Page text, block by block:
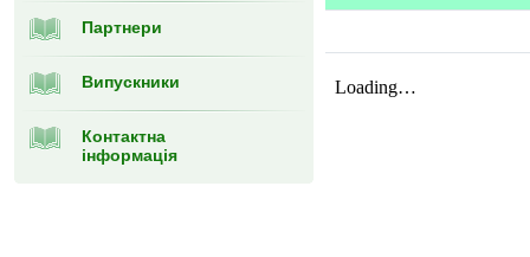
Партнери
Випускники
Контактна
інформація